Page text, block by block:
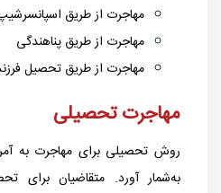
مهاجرت از طریق
مهاجرت از طریق پناهندگی
مهاجرت از طریق تحصیل
مهاجرت تحصیلی
روش تحصیلی برای مهاجرت به
به‌شمار آورد. متقاضیان برای